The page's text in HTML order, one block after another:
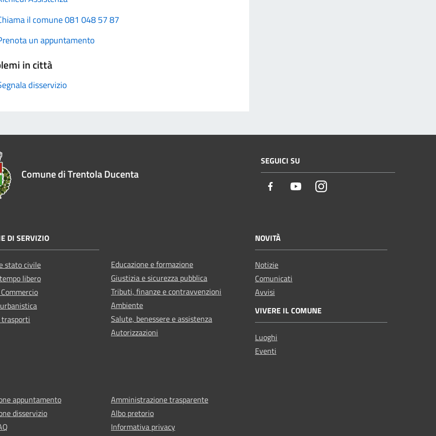
il comune 081 048 57 87
un appuntamento
in città
disservizio
Comune di Trentola Ducenta
SEGUICI SU
Facebook YoutubeInstagram
DI SERVIZIO
stato civile
libero
Educazione e formazione
Giustizia e sicurezza pubblica
Tributi, finanze e contravvenzioni
Ambiente
Salute, benessere e assistenza
Autorizzazioni
NOVITÀ
Notizie
Comunicati
Avvisi
VIVERE IL COMUNE
Luoghi
Eventi
appuntamento
disservizio
Amministrazione trasparente
Albo pretorio
Informativa privacy